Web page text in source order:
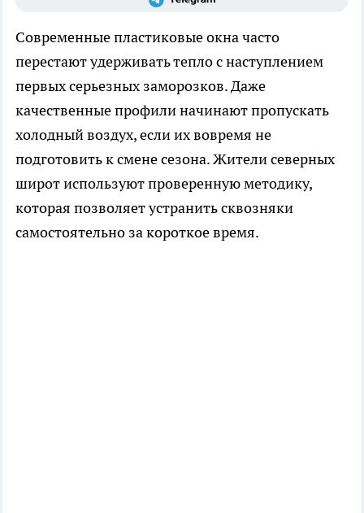
Современные пластиковые окна часто
перестают удерживать тепло с наступлением
первых серьезных заморозков. Даже
качественные профили начинают пропускать
холодный воздух, если их вовремя не
подготовить к смене сезона. Жители северных
широт используют проверенную методику,
которая позволяет устранить сквозняки
самостоятельно за короткое время.